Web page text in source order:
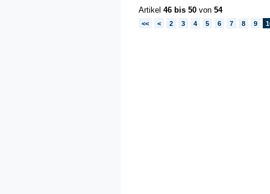
Artikel 46 bis 50von 54
<< < 2 3 4 5 6 7 8 9